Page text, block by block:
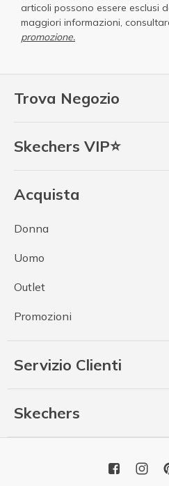
Trova Negozio
Skechers VIP⭐
Acquista
Donna
Uomo
Outlet
Promozioni
Servizio Clienti
Skechers
articoli possono essere esclusi
maggiori informazioni,
promozione.